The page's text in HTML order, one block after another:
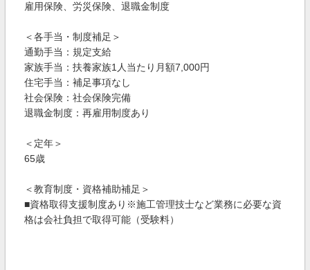
雇用保険、労災保険、退職金制度
＜各手当・制度補足＞
通勤手当：規定支給
家族手当：扶養家族1人当たり月額7,000円
住宅手当：補足事項なし
社会保険：社会保険完備
退職金制度：再雇用制度あり
＜定年＞
65歳
＜教育制度・資格補助補足＞
■資格取得支援制度あり※施工管理技士など業務に必要な資
格は会社負担で取得可能（受験料）